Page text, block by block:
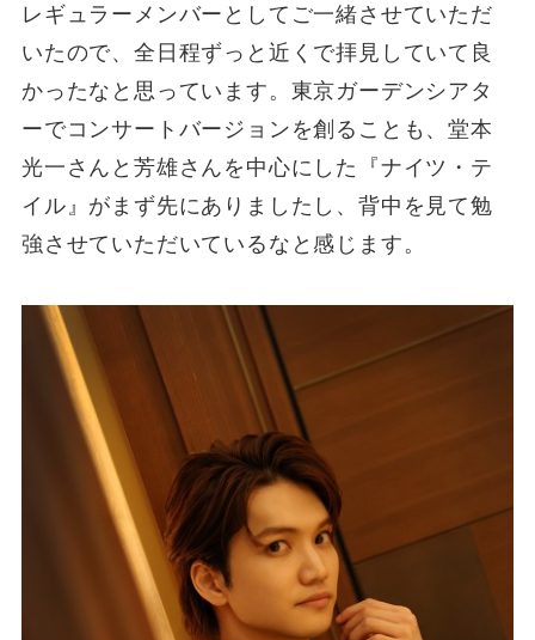
レギュラーメンバーとしてご一緒させていただ
いたので、全日程ずっと近くで拝見していて良
かったなと思っています。東京ガーデンシアタ
ーでコンサートバージョンを創ることも、堂本
光一さんと芳雄さんを中心にした『ナイツ・テ
イル』がまず先にありましたし、背中を見て勉
強させていただいているなと感じます。